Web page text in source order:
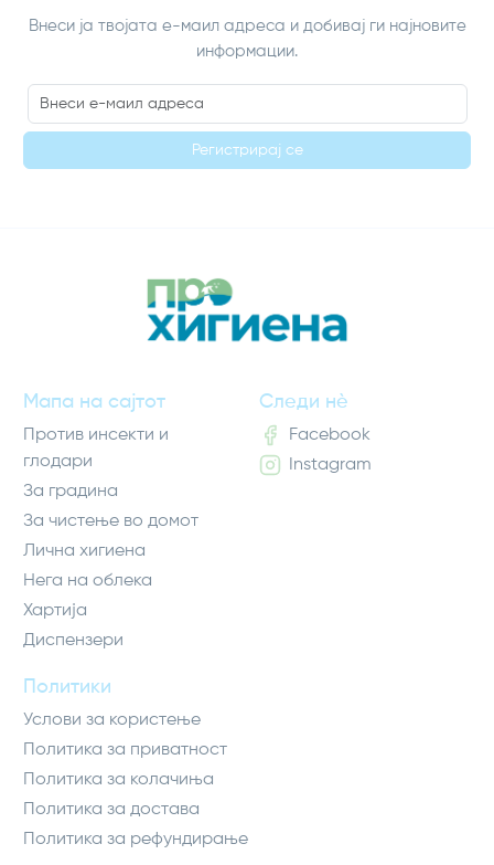
Внеси ја твојата е-маил адреса и добивај ги најновите
информации.
Регистрирај се
Мапа на сајтот
Против инсекти и
глодари
За градина
За чистење во домот
Лична хигиена
Нега на облека
Хартија
Диспензери
Политики
Услови за користење
Политика за приватност
Политика за колачиња
Политика за достава
Политика за рефундирање
Следи нè
Facebook
Instagram